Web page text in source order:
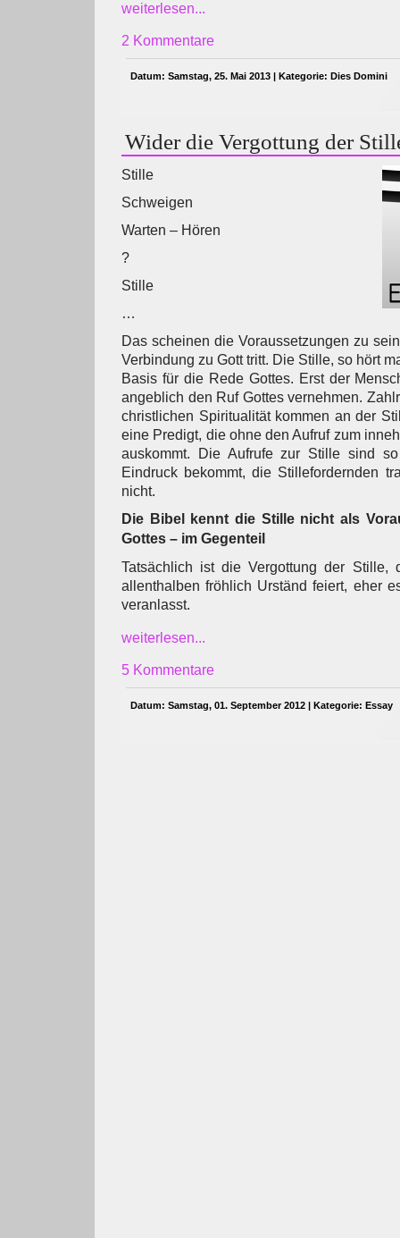
weiterlesen...
2 Kommentare
Datum: Samstag, 25. Mai 2013 | Kategorie: Dies Domini
Wider die Vergottung der
Stille
Schweigen
Warten – Hören
?
Stille
…
Das scheinen die Voraussetzungen zu
Verbindung zu Gott tritt. Die Stille, so hört
Basis für die Rede Gottes. Erst der
angeblich den Ruf Gottes vernehmen.
christlichen Spiritualität kommen an der
eine Predigt, die ohne den Aufruf zum
auskommt. Die Aufrufe zur Stille sind
Eindruck bekommt, die Stillefordernden
nicht.
Die Bibel kennt die Stille nicht als
Gottes – im Gegenteil
Tatsächlich ist die Vergottung der Stille,
allenthalben fröhlich Urständ feiert, eher
veranlasst.
weiterlesen...
5 Kommentare
Datum: Samstag, 01. September 2012 | Kategorie: Essay